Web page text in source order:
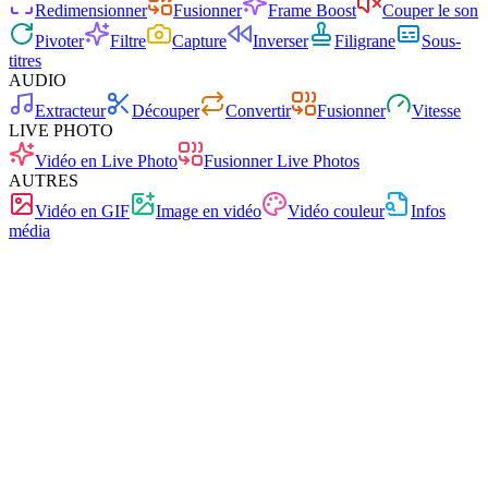
Redimensionner
Fusionner Frame Boost
Couper le son
Pivoter
Filtre Capture Inverser Filigrane
Sous-
titres
AUDIO
Extracteur
Découper Convertir Fusionner
Vitesse
LIVE PHOTO
Vidéo en Live Photo
Fusionner Live Photos
AUTRES
Vidéo en GIF
Image en vidéo Vidéo couleur
Infos
média